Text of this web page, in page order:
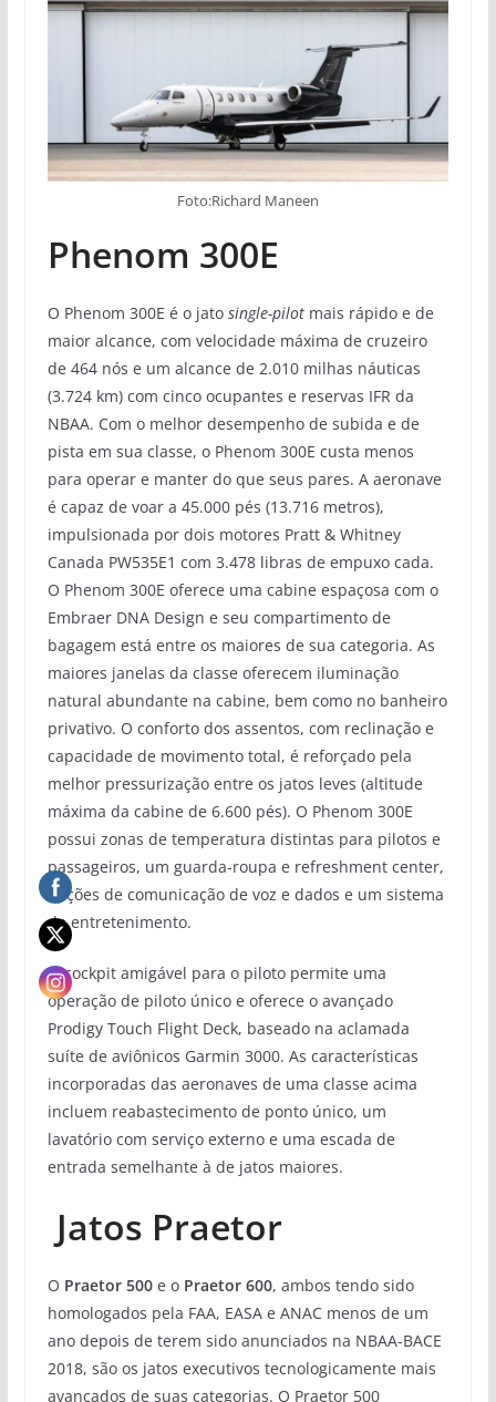
Foto:Richard Maneen
Phenom 300E
O Phenom 300E é o jato single-pilotmais rápido e de
maior alcance, com velocidade máxima de cruzeiro
de 464 nós e um alcance de 2.010 milhas náuticas
(3.724 km) com cinco ocupantes e reservas IFR da
NBAA. Com o melhor desempenho de subida e de
pista em sua classe, o Phenom 300E custa menos
para operar e manter do que seus pares. A aeronave
é capaz de voar a 45.000 pés (13.716 metros),
impulsionada por dois motores Pratt & Whitney
Canada PW535E1 com 3.478 libras de empuxo cada.
O Phenom 300E oferece uma cabine espaçosa com o
Embraer DNA Design e seu compartimento de
bagagem está entre os maiores de sua categoria. As
maiores janelas da classe oferecem iluminação
natural abundante na cabine, bem como no banheiro
privativo. O conforto dos assentos, com reclinação e
capacidade de movimento total, é reforçado pela
melhor pressurização entre os jatos leves (altitude
máxima da cabine de 6.600 pés). O Phenom 300E
possui zonas de temperatura distintas para pilotos e
passageiros, um guarda-roupa e refreshment center,
opções de comunicação de voz e dados e um sistema
de entretenimento.
O cockpit amigável para o piloto permite uma
operação de piloto único e oferece o avançado
Prodigy Touch Flight Deck, baseado na aclamada
suíte de aviônicos Garmin 3000. As características
incorporadas das aeronaves de uma classe acima
incluem reabastecimento de ponto único, um
lavatório com serviço externo e uma escada de
entrada semelhante à de jatos maiores.
Jatos Praetor
O Praetor 500e o Praetor 600, ambos tendo sido
homologados pela FAA, EASA e ANAC menos de um
ano depois de terem sido anunciados na NBAA-BACE
2018, são os jatos executivos tecnologicamente mais
avançados de suas categorias. O Praetor 500